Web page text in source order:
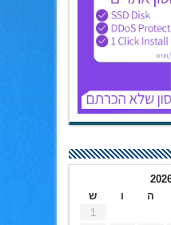
ה ו
ש
1